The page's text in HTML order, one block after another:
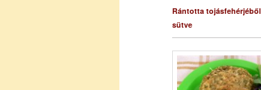
Rántotta
sütve